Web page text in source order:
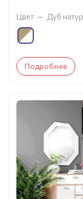
Цвет — Дуб
Подробнее